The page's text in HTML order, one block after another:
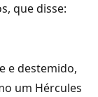
que disse:
e destemido,
um Hércules